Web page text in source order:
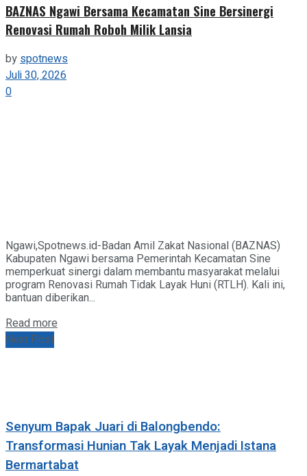
BAZNAS Ngawi Bersama Kecamatan Sine Bersinergi
Renovasi Rumah Roboh Milik Lansia
byspotnews
Juli 30, 2026
0
Ngawi,Spotnews.id-Badan Amil Zakat Nasional (BAZNAS)
Kabupaten Ngawi bersama Pemerintah Kecamatan Sine
memperkuat sinergi dalam membantu masyarakat melalui
program Renovasi Rumah Tidak Layak Huni (RTLH). Kali ini,
bantuan diberikan...
Read more
Next Post
Senyum Bapak Juari di Balongbendo:
Transformasi Hunian Tak Layak Menjadi Istana
Bermartabat